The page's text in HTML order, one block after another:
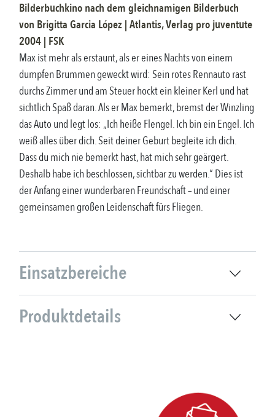
Bilderbuchkino nach dem gleichnamigen Bilderbuch
von Brigitta Garcia López |Atlantis, Verlag pro juventute
2004 | FSK
Max ist mehr als erstaunt, als er eines Nachts von einem
dumpfen Brummen geweckt wird: Sein rotes Rennauto rast
durchs Zimmer und am Steuer hockt ein kleiner Kerl und hat
sichtlich Spaß daran. Als er Max bemerkt, bremst der Winzling
das Auto und legt los: „Ich heiße Flengel. Ich bin ein Engel. Ich
weiß alles über dich. Seit deiner Geburt begleite ich dich.
Dass du mich nie bemerkt hast, hat mich sehr geärgert.
Deshalb habe ich beschlossen, sichtbar zu werden.“ Dies ist
der Anfang einer wunderbaren Freundschaft – und einer
gemeinsamen großen Leidenschaft fürs Fliegen.
Einsatzbereiche
Produktdetails